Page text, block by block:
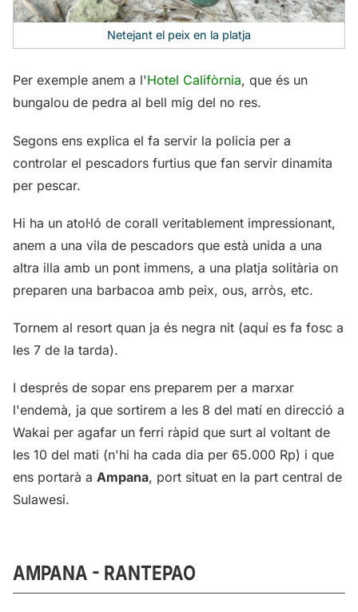
Netejant el peix en la platja
Per exemple anem a l'Hotel Califòrnia, que és un
bungalou de pedra al bell mig del no res.
Segons ens explica el fa servir la policia per a
controlar el pescadors furtius que fan servir dinamita
per pescar.
Hi ha un atol·ló de corall veritablement impressionant,
anem a una vila de pescadors que està unida a una
altra illa amb un pont immens, a una platja solitària on
preparen una barbacoa amb peix, ous, arròs, etc.
Tornem al resort quan ja és negra nit (aquí es fa fosc a
les 7 de la tarda).
I després de sopar ens preparem per a marxar
l'endemà, ja que sortirem a les 8 del matí en direcció a
Wakai per agafar un ferri ràpid que surt al voltant de
les 10 del mati (n'hi ha cada dia per 65.000 Rp) i que
ens portarà a Ampana, port situat en la part central de
Sulawesi.
AMPANA - RANTEPAO